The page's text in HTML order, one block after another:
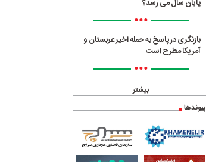
پایان سال می رسد؟
•••
بازنگری در پاسخ به حمله اخیر عربستان و
آمریکا مطرح است
•••
بیشتر
پیوندها